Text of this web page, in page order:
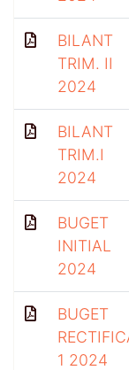
BILANT
TRIM. II
2024
BILANT
TRIM.I
2024
BUGET
INITIAL
2024
BUGET
1 2024